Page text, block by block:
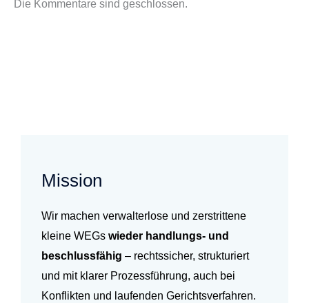
Die Kommentare sind geschlossen.
Mission
Wir machen verwalterlose und zerstrittene
kleine WEGs wieder handlungs- und
beschlussfähig – rechtssicher, strukturiert
und mit klarer Prozessführung, auch bei
Konflikten und laufenden Gerichtsverfahren.